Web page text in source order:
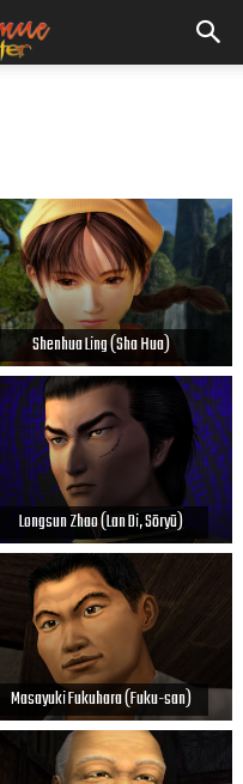
Shenhua Ling (Sha Hua)
Longsun Zhao (Lan Di, Sōryū)
Masayuki Fukuhara (Fuku-san)